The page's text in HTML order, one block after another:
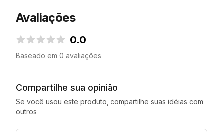
Avaliações
0.0
Baseado em 0 avaliações
Compartilhe sua opinião
Se você usou este produto, compartilhe suas idéias com
outros